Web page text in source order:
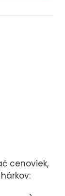
cenoviek,